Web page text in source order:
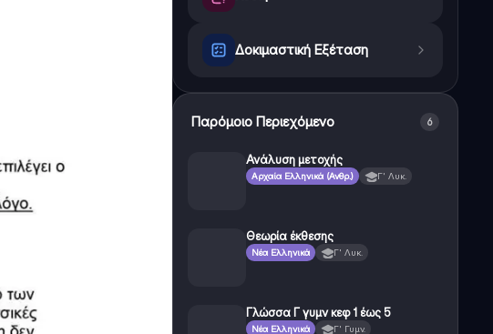
Δοκιμαστική Εξέταση
Παρόμοιο Περιεχόμενο 6
Ανάλυση μετοχής
Αρχαία Ελληνικά (Ανθρ.) Γ' Λυκ.
Θεωρία έκθεσης
Νέα Ελληνικά Γ' Λυκ.
Γλώσσα Γ γυμν κεφ 1 έως 5
Νέα Ελληνικά Γ' Γυμν.